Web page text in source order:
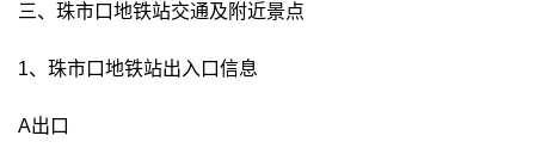
三、珠市口地铁站交通及附近景点
1、珠市口地铁站出入口信息
A出口